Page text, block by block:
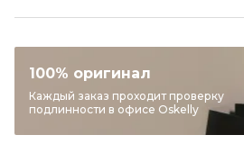
Категория
Бренд
PRADA
Материал сумок
Кожа
100% оригинал
Каждый заказ проходит проверку
подлинности в офисе Oskelly